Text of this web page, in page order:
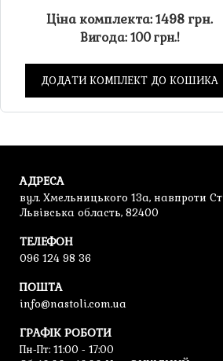
Ціна комплекта: 1498 грн.
Вигода: 100 грн.!
ДОДАТИ КОМПЛЕКТ ДО КОШИКА
АДРЕСА
вул. Хмельницького 13а, навпроти
Львівська область, 82400
ТЕЛЕФОН
096 124 98 36
ПОШТА
info@nastoli.com.ua
ГРАФІК РОБОТИ
Пн-Пт: 11:00 - 17:00